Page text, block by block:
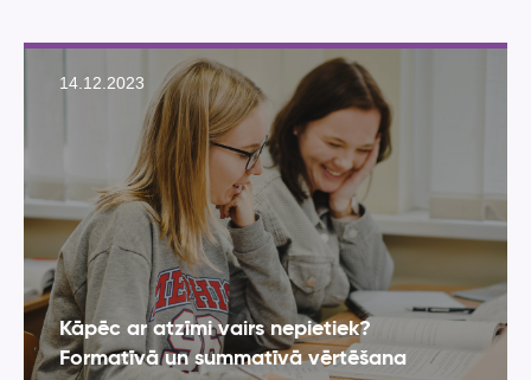
14.12.2023
Kāpēc ar atzīmi vairs nepietiek?
Formatīvā un summatīvā vērtēšana